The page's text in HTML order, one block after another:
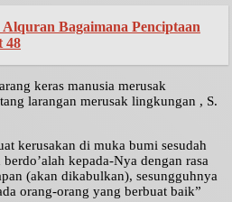
Alquran Bagaimana Penciptaan
48
keras manusia merusak
larangan merusak lingkungan , S.
kerusakan di muka bumi sesudah
kepada-Nya dengan rasa
(akan dikabulkan), sesungguhnya
orang-orang yang berbuat baik”